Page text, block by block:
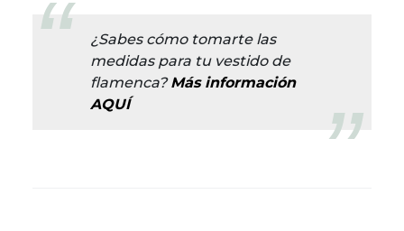
¿Sabes cómo tomarte las
medidas para tu vestido de
flamenca?Más información
AQUÍ